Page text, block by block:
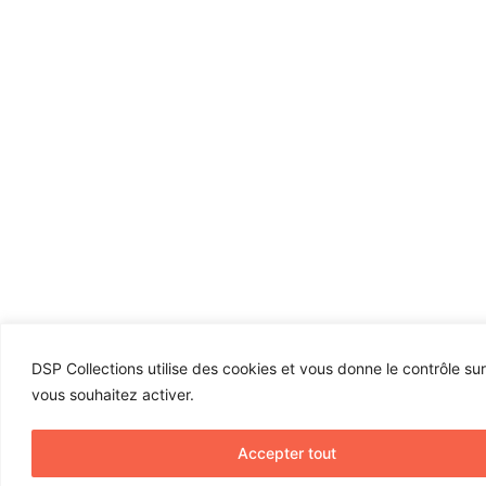
DSP Collections utilise des cookies et vous donne le contrôle
vous souhaitez activer.
Accepter tout